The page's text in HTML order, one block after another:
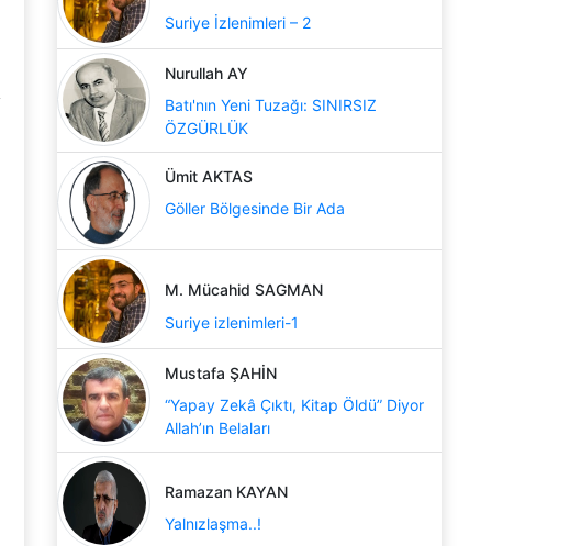
Suriye İzlenimleri – 2
Nurullah AY
Batı'nın Yeni Tuzağı: SINIRSIZ
ÖZGÜRLÜK
Ümit AKTAS
Göller Bölgesinde Bir Ada
M. Mücahid SAGMAN
Suriye izlenimleri-1
Mustafa ŞAHİN
“Yapay Zekâ Çıktı, Kitap Öldü” Diyor
Allah’ın Belaları
Ramazan KAYAN
Yalnızlaşma..!